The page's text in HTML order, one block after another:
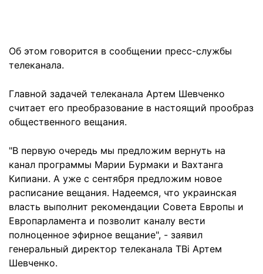
Об этом говорится в сообщении пресс-службы
телеканала.
Главной задачей телеканала Артем Шевченко
считает его преобразование в настоящий прообраз
общественного вещания.
"В первую очередь мы предложим вернуть на
канал программы Марии Бурмаки и Вахтанга
Кипиани. А уже с сентября предложим новое
расписание вещания. Надеемся, что украинская
власть выполнит рекомендации Совета Европы и
Европарламента и позволит каналу вести
полноценное эфирное вещание", - заявил
генеральный директор телеканала ТВi Артем
Шевченко.